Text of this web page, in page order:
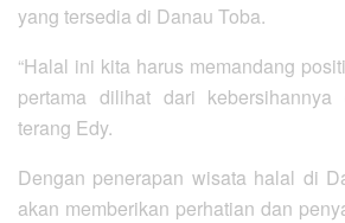
yang tersedia di Danau Toba.
“Halal ini kita harus memandang
pertama dilihat dari kebersihannya
terang Edy.
Dengan penerapan wisata halal di
akan memberikan perhatian dan